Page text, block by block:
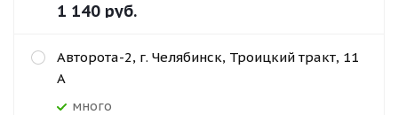
1 140 руб.
Авторота-2, г. Челябинск, Троицкий тракт, 11
А
Много